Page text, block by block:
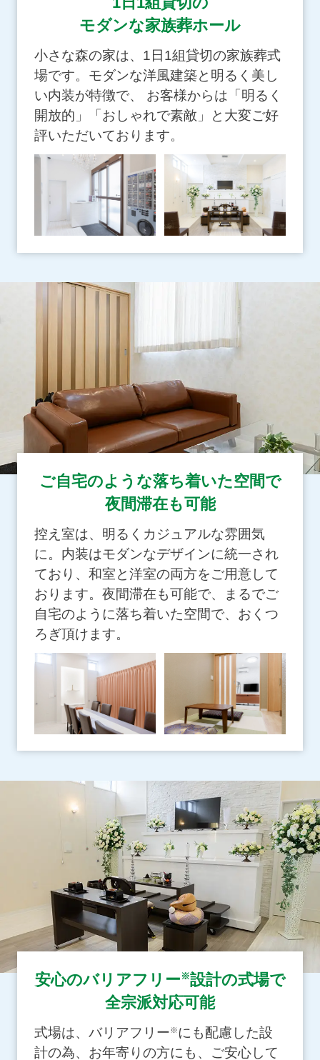
モダンな家族葬ホール
小さな森の家は、1日1組貸切の家族葬式
場です。モダンな洋風建築と明るく美し
い内装が特徴で、 お客様からは「明るく
開放的」「おしゃれで素敵」と大変ご好
評いただいております。
ご自宅のような落ち着いた空間で
夜間滞在も可能
控え室は、明るくカジュアルな雰囲気
に。内装はモダンなデザインに統一され
ており、和室と洋室の両方をご用意して
おります。夜間滞在も可能で、まるでご
自宅のように落ち着いた空間で、おくつ
ろぎ頂けます。
安心のバリアフリー ※設計の式場で
全宗派対応可能
式場は、バリアフリー※にも配慮した設
計の為、お年寄りの方にも、ご安心して